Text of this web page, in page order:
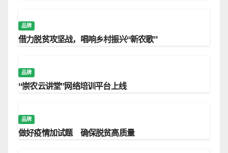
品牌
借力脱贫攻坚战，唱响乡村振兴“新农歌”
品牌
“崇农云讲堂”网络培训平台上线
品牌
做好疫情加试题 确保脱贫高质量